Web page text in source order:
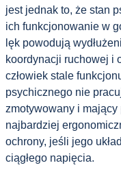
jest jednak to, że stan
ich funkcjonowanie w
lęk powodują
koordynacji ruchowej i
człowiek stale
psychicznego nie
zmotywowany i
najbardziej
ochrony, jeśli jego
ciągłego napięcia.